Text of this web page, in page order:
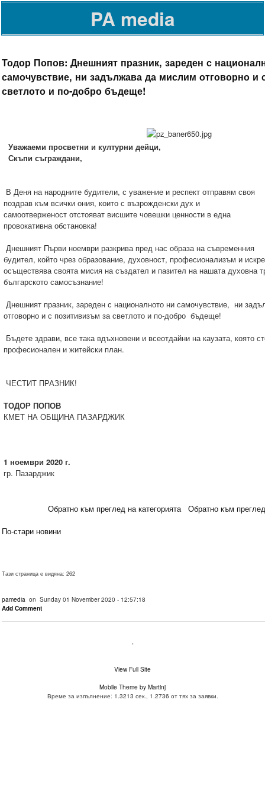
PA media
Тодор Попов: Днешният празник, зареден с
самочувствие, ни задължава да мислим отговорно и
светлото и по-добро бъдеще!
Уважаеми просветни и културни дейци,
Скъпи съграждани,
В Деня на народните будители, с уважение и респект отправям своя
поздрав към всички ония, които с възрожденски дух и
самоотверженост отстояват висшите човешки ценности в една
провокативна обстановка!
Днешният Първи ноември разкрива пред нас образа на съвременния
будител, който чрез образование, духовност, професионализъм и
осъществява своята мисия на създател и пазител на нашата
българското самосъзнание!
Днешният празник, зареден с националното ни самочувствие, ни
отговорно и с позитивизъм за светлото и по-добро бъдеще!
Бъдете здрави, все така вдъхновени и всеотдайни на каузата, която
професионален и житейски план.
ЧЕСТИТ ПРАЗНИК!
ТОДОР ПОПОВ
КМЕТ НА ОБЩИНА ПАЗАРДЖИК
1 ноември 2020 г.
гр. Пазарджик
Обратно към преглед на категорията
Обратно към
По-стари новини
Тази страница е видяна: 262
pamedia on Sunday 01 November 2020 - 12:57:18
Add Comment
.
View Full Site
Mobile Theme by Martinj
Време за изпълнение: 1.3213 сек., 1.2736 от тях за заявки.